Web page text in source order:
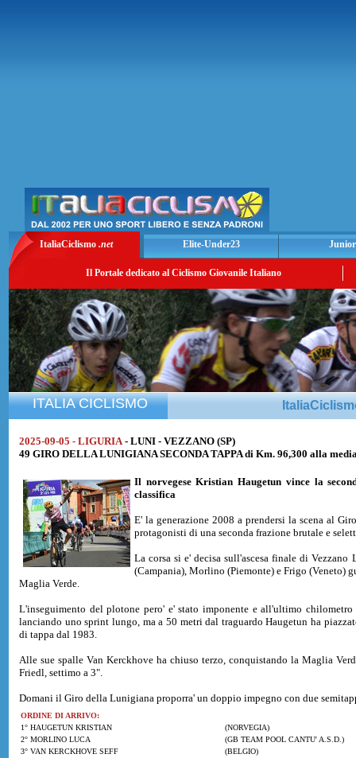
ItaliaCiclismo .net Elite-Under23
Il Portale dedicato al Ciclismo Giovanile Italiano
ITALIA CICLISMO
2025-09-05 - LIGURIA - LUNI - VEZZANO (SP)
49 GIRO DELLA LUNIGIANA SECONDA TAPPA di Km. 96,300 alla
Il norvegeseKristian Haugetun vince la
classifica
E' la generazione 2008 a prendersi la scena al
protagonisti di una seconda frazione brutale e
La corsa si e' decisa sull'ascesa finale di
(Campania), Morlino (Piemonte) e Frigo (Veneto)
Maglia Verde.
L'inseguimento del plotone pero' e' stato imponente e all'ultimo
lanciando uno sprint lungo, ma a 50 metri dal traguardo Haugetun ha
di tappa dal 1983.
Alle sue spalle Van Kerckhove ha chiuso terzo, conquistando la Maglia
Friedl, settimo a 3".
Domani il Giro della Lunigiana proporra' un doppio impegno con due
ORDINE DI ARRIVO:
1° HAUGETUN KRISTIAN
(NORVEGIA)
2° MORLINO LUCA
(GB TEAM POOL CANTU' A.S.D.)
3° VAN KERCKHOVE SEFF
(BELGIO)